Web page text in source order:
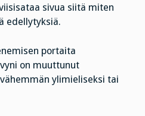
sivua siitä miten
edellytyksiä.
portaita
on muuttunut
ylimieliseksi tai